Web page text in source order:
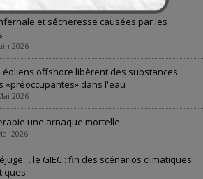
et sécheresse causées par les
2026
éoliens offshore libèrent des substances
«préoccupantes» dans l'eau
2026
une arnaque mortelle
2026
le GIEC : fin des scénarios climatiques